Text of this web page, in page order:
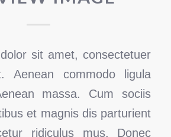
sit amet, consectetuer
Aenean commodo ligula
massa. Cum sociis
et magnis dis parturient
ridiculus mus. Donec